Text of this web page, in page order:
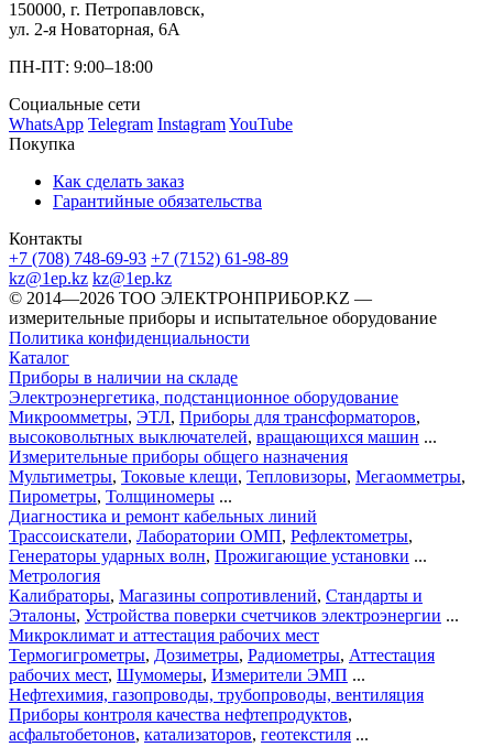
150000, г. Петропавловск,
ул. 2-я Новаторная, 6А
ПН-ПТ: 9:00–18:00
Социальные сети
WhatsApp Telegram InstagramYouTube
Покупка
Как сделать заказ
Гарантийные обязательства
Контакты
+7 (708) 748-69-93 +7 (7152) 61-98-89
kz@1ep.kz kz@1ep.kz
©️ 2014—2026 ТОО ЭЛЕКТРОНПРИБОР.KZ —
измерительные приборы и испытательное оборудование
Политика конфиденциальности
Каталог
Приборы в наличии на складе
Электроэнергетика, подстанционное оборудование
Микроомметры, ЭТЛ, Приборы для трансформаторов,
высоковольтных выключателей, вращающихся машин ...
Измерительные приборы общего назначения
Мультиметры, Токовые клещи, Тепловизоры, Мегаомметры,
Пирометры, Толщиномеры ...
Диагностика и ремонт кабельных линий
Трассоискатели, Лаборатории ОМП, Рефлектометры,
Генераторы ударных волн, Прожигающие установки ...
Метрология
Калибраторы, Магазины сопротивлений, Стандарты и
Эталоны, Устройства поверки счетчиков электроэнергии ...
Микроклимат и аттестация рабочих мест
Термогигрометры, Дозиметры, Радиометры, Аттестация
рабочих мест, Шумомеры, Измерители ЭМП ...
Нефтехимия, газопроводы, трубопроводы, вентиляция
Приборы контроля качества нефтепродуктов,
асфальтобетонов, катализаторов, геотекстиля ...